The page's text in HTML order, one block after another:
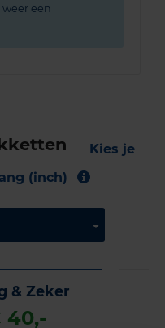
een
Kies je
(inch)
& Zeker
40,-